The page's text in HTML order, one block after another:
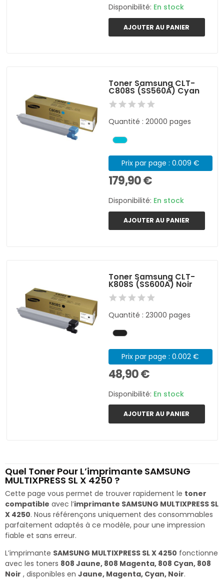
Disponibilité: En stock
AJOUTER AU PANIER
Toner Samsung CLT-
C808S (SS560A) Cyan
Quantité : 20000 pages
Prix par page : 0.009 €
179,90 €
Disponibilité: En stock
AJOUTER AU PANIER
Toner Samsung CLT-
K808S (SS600A) Noir
Quantité : 23000 pages
Prix par page : 0.002 €
48,90 €
Disponibilité: En stock
AJOUTER AU PANIER
Quel Toner Pour L’imprimante SAMSUNG
MULTIXPRESS SL X 4250 ?
Cette page vous permet de trouver rapidement le toner
compatible avec l’imprimante SAMSUNG MULTIXPRESS SL
X 4250. Nous référençons uniquement des consommables
parfaitement adaptés à ce modèle, pour une impression
fiable et sans erreur.
L’imprimante SAMSUNG MULTIXPRESS SL X 4250 fonctionne
avec les toners 808 Jaune, 808 Magenta, 808 Cyan, 808
Noir , disponibles en Jaune, Magenta, Cyan, Noir.